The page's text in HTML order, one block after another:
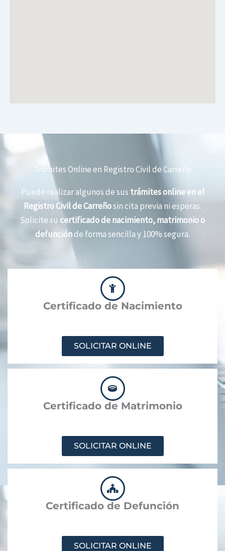
Trámites Online en Registro Civil de Carreño
Puede realizar algunos de sus trámites online en el
Registro Civil de Carreñosin cita previa ni esperas.
Solicite su certificado de nacimiento, matrimonio o
defunciónde forma sencilla y 100% segura.
Certificado de Nacimiento
SOLICITAR ONLINE
Certificado de Matrimonio
SOLICITAR ONLINE
Certificado de Defunción
SOLICITAR ONLINE